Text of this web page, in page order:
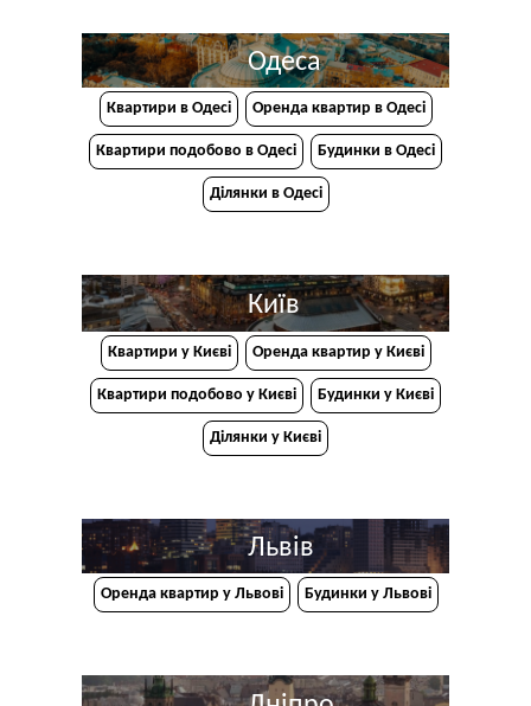
Одеса
Квартири в Одесі Оренда квартир в Одесі
Квартири подобово в Одесі Будинки в Одесі
Ділянки в Одесі
Київ
Квартири у Києві Оренда квартир у Києві
Квартири подобово у Києві Будинки у Києві
Ділянки у Києві
Львів
Оренда квартир у Львові Будинки у Львові